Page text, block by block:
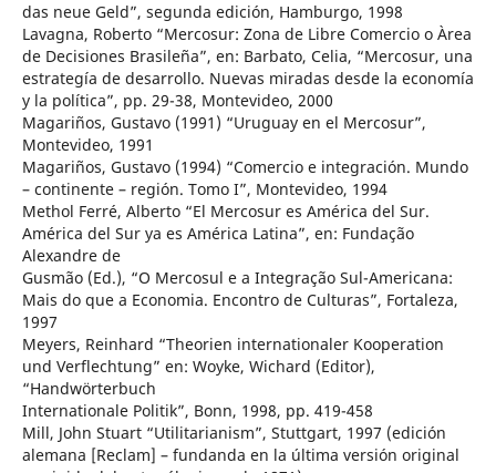
das neue Geld”, segunda edición, Hamburgo, 1998
Lavagna, Roberto “Mercosur: Zona de Libre Comercio o Àrea
de Decisiones Brasileña”, en: Barbato, Celia, “Mercosur, una
estrategía de desarrollo. Nuevas miradas desde la economía
y la política”, pp. 29-38, Montevideo, 2000
Magariños, Gustavo (1991) “Uruguay en el Mercosur”,
Montevideo, 1991
Magariños, Gustavo (1994) “Comercio e integración. Mundo
– continente – región. Tomo I”, Montevideo, 1994
Methol Ferré, Alberto “El Mercosur es América del Sur.
América del Sur ya es América Latina”, en: Fundação
Alexandre de
Gusmão (Ed.), “O Mercosul e a Integração Sul-Americana:
Mais do que a Economia. Encontro de Culturas”, Fortaleza,
1997
Meyers, Reinhard “Theorien internationaler Kooperation
und Verflechtung” en: Woyke, Wichard (Editor),
“Handwörterbuch
Internationale Politik”, Bonn, 1998, pp. 419-458
Mill, John Stuart “Utilitarianism”, Stuttgart, 1997 (edición
alemana [Reclam] – fundanda en la última versión original